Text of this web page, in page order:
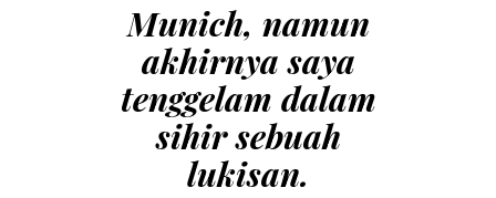
Munich, namun
akhirnya saya
tenggelam dalam
sihir sebuah
lukisan.